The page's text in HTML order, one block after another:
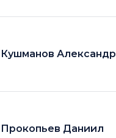
Кушманов Александр
Прокопьев Даниил